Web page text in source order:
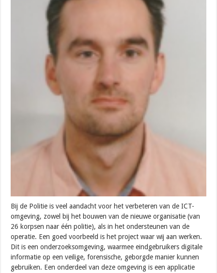
Bij de Politie is veel aandacht voor het verbeteren van de ICT-
omgeving, zowel bij het bouwen van de nieuwe organisatie (van
26 korpsen naar één politie), als in het ondersteunen van de
operatie. Een goed voorbeeld is het project waar wij aan werken.
Dit is een onderzoeksomgeving, waarmee eindgebruikers digitale
informatie op een veilige, forensische, geborgde manier kunnen
gebruiken. Een onderdeel van deze omgeving is een applicatie